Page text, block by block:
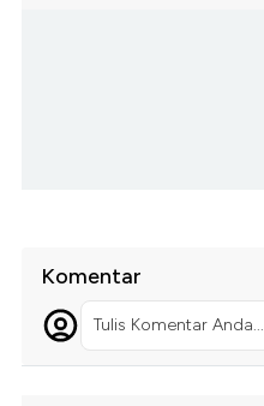
Komentar
Tulis Komentar Anda...